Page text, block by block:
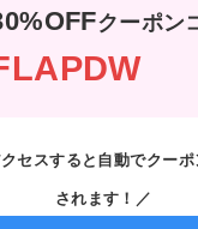
クーポン
セスすると自動でクーポ
されます！／